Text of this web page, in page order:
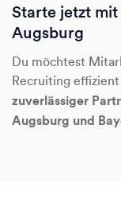
Starte jetzt
Augsburg
Du möchtest
Recruiting
zuverlässiger
Augsburg und